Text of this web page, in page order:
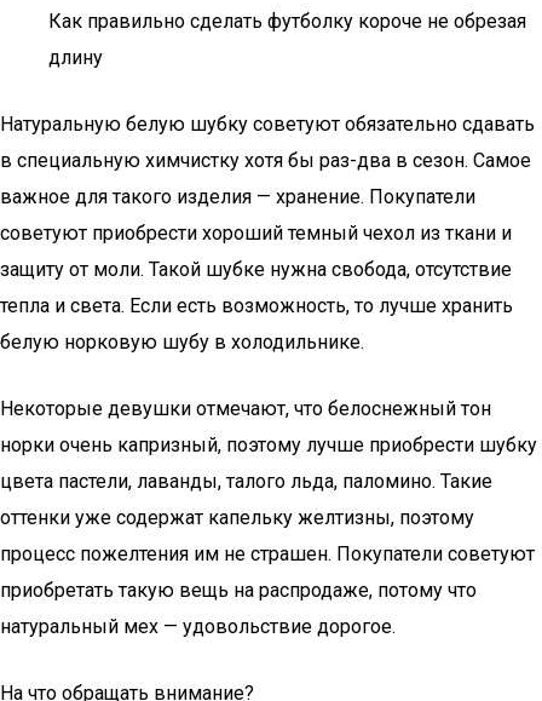
Как правильно сделать футболку короче не обрезая
длину
Натуральную белую шубку советуют обязательно сдавать
в специальную химчистку хотя бы раз-два в сезон. Самое
важное для такого изделия — хранение. Покупатели
советуют приобрести хороший темный чехол из ткани и
защиту от моли. Такой шубке нужна свобода, отсутствие
тепла и света. Если есть возможность, то лучше хранить
белую норковую шубу в холодильнике.
Некоторые девушки отмечают, что белоснежный тон
норки очень капризный, поэтому лучше приобрести шубку
цвета пастели, лаванды, талого льда, паломино. Такие
оттенки уже содержат капельку желтизны, поэтому
процесс пожелтения им не страшен. Покупатели советуют
приобретать такую вещь на распродаже, потому что
натуральный мех — удовольствие дорогое.
На что обращать внимание?